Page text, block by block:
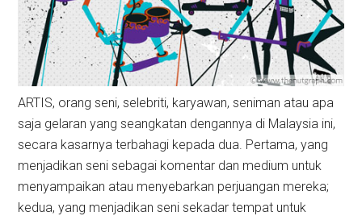
ARTIS, orang seni, selebriti, karyawan, seniman atau apa
saja gelaran yang seangkatan dengannya di Malaysia ini,
secara kasarnya terbahagi kepada dua. Pertama, yang
menjadikan seni sebagai komentar dan medium untuk
menyampaikan atau menyebarkan perjuangan mereka;
kedua, yang menjadikan seni sekadar tempat untuk